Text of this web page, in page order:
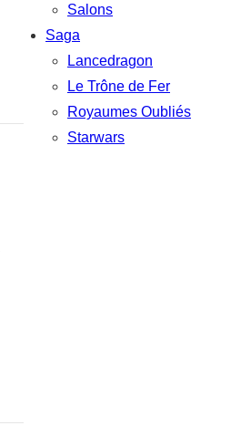
Salons
Saga
Lancedragon
Le Trône de Fer
Royaumes Oubliés
Starwars